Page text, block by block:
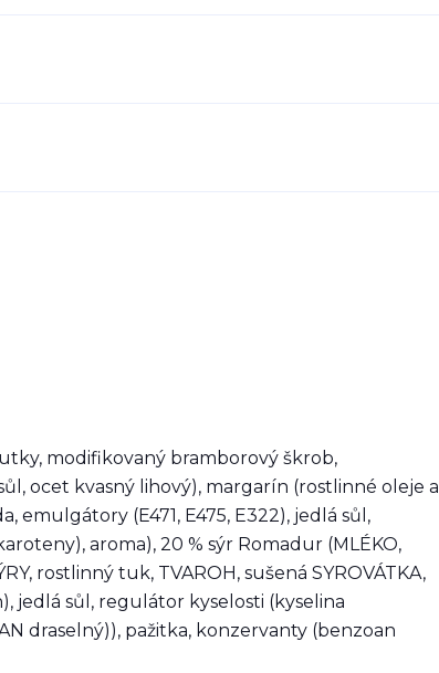
modifikovaný bramborový škrob,
ocet kvasný lihový), margarín (rostlinné oleje a
emulgátory (E471, E475, E322), jedlá sůl,
aroma), 20 % sýr Romadur (MLÉKO,
rostlinný tuk, TVAROH, sušená SYROVÁTKA,
jedlá sůl, regulátor kyselosti (kyselina
draselný)), pažitka, konzervanty (benzoan